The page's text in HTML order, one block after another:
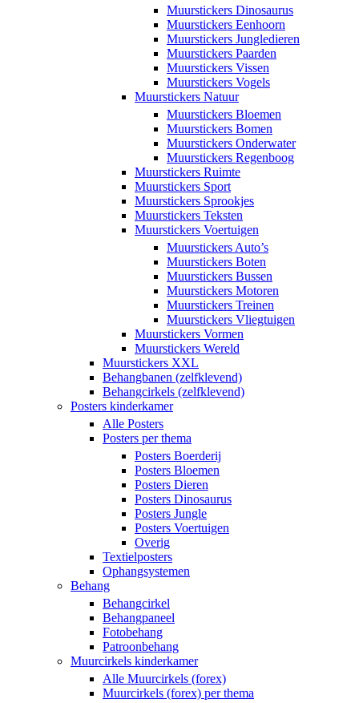
Muurstickers Dinosaurus
Muurstickers Eenhoorn
Muurstickers Jungledieren
Muurstickers Paarden
Muurstickers Vissen
Muurstickers Vogels
Muurstickers Natuur
Muurstickers Bloemen
Muurstickers Bomen
Muurstickers Onderwater
Muurstickers Regenboog
Muurstickers Ruimte
Muurstickers Sport
Muurstickers Sprookjes
Muurstickers Teksten
Muurstickers Voertuigen
Muurstickers Auto’s
Muurstickers Boten
Muurstickers Bussen
Muurstickers Motoren
Muurstickers Treinen
Muurstickers Vliegtuigen
Muurstickers Vormen
Muurstickers Wereld
Muurstickers XXL
Behangbanen (zelfklevend)
Behangcirkels (zelfklevend)
Posters kinderkamer
Alle Posters
Posters per thema
Posters Boerderij
Posters Bloemen
Posters Dieren
Posters Dinosaurus
Posters Jungle
Posters Voertuigen
Overig
Textielposters
Ophangsystemen
Behang
Behangcirkel
Behangpaneel
Fotobehang
Patroonbehang
Muurcirkels kinderkamer
Alle Muurcirkels (forex)
Muurcirkels (forex) per thema